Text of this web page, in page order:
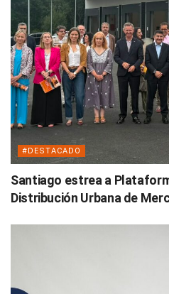
#DESTACADO
Santiago estrea a
Distribución Urbana de